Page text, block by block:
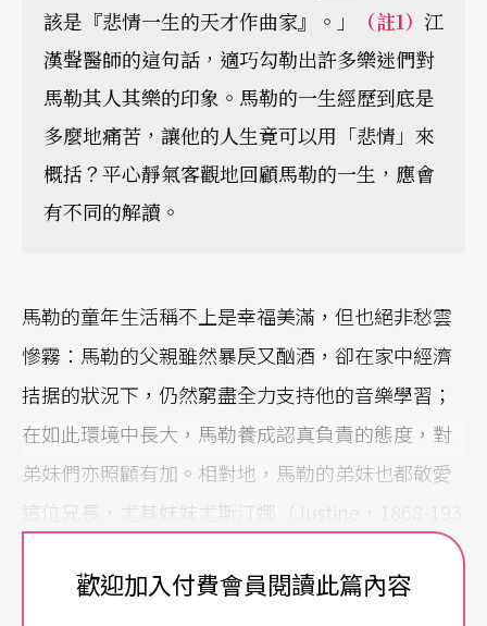
該是『悲情一生的天才作曲家』。」
（註1） 江
漢聲醫師的這句話，適巧勾勒出許多樂迷們對
馬勒其人其樂的印象。馬勒的一生經歷到底是
多麼地痛苦，讓他的人生竟可以用「悲情」來
概括？平心靜氣客觀地回顧馬勒的一生，應會
有不同的解讀。
馬勒的童年生活稱不上是幸福美滿，但也絕非愁雲
慘霧：馬勒的父親雖然暴戾又酗酒，卻在家中經濟
拮据的狀況下，仍然窮盡全力支持他的音樂學習；
在如此環境中長大，馬勒養成認真負責的態度，對
弟妹們亦照顧有加。相對地，馬勒的弟妹也都敬愛
這位兄長，尤其妹妹尤斯汀娜（Justine，1868-193
8），在馬勒四十二歲結婚前，一直保持單身，為他
掌理家務多年。在悲傷的一九○七年之前，馬勒擁
歡迎加入付費會員閱讀此篇內容